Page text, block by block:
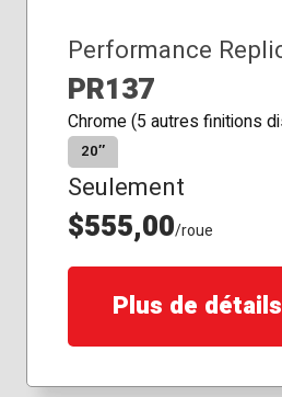
Performance
PR137
Chrome (5 autres finitions
20″
Seulement
$555,00/roue
Plus de détails